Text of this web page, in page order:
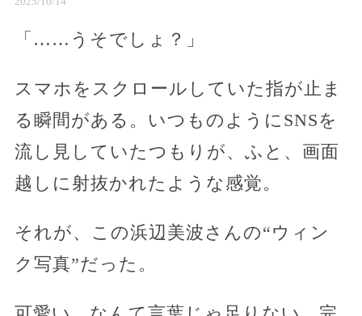
「……うそでしょ？」
スマホをスクロールしていた指が止ま
る瞬間がある。いつものようにSNSを
流し見していたつもりが、ふと、画面
越しに射抜かれたような感覚。
それが、この浜辺美波さんの“ウィン
ク写真”だった。